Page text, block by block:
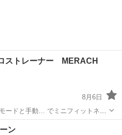
ストレーナー MERACH
8月6日
ードと手動… でミニフィットネス
フィットネスマシンは両親や恋
美容家電
ン